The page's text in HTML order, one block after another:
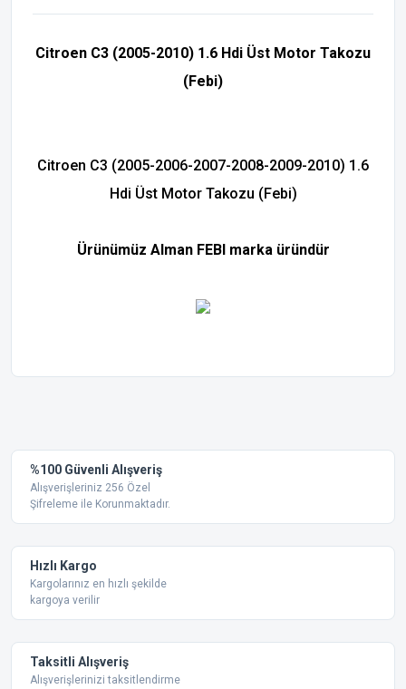
Citroen C3 (2005-2010) 1.6 Hdi Üst Motor Takozu
(Febi)
Citroen C3 (2005-2006-2007-2008-2009-2010) 1.6
Hdi Üst Motor Takozu (Febi)
Ürünümüz Alman FEBI marka üründür
Ürün resmi kalitesiz, bozuk veya görüntülenemiyor.
Ürün açıklamasında eksik bilgiler bulunuyor.
Bu ürüne benzer farklı alternatifler olmalı.
%100 Güvenli Alışveriş
Alışverişleriniz 256 Özel
Şifreleme ile Korunmaktadır.
Hızlı Kargo
Kargolarınız en hızlı şekilde
kargoya verilir
Taksitli Alışveriş
Alışverişlerinizi taksitlendirme